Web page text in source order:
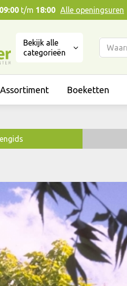
09:00 t/m 18:00 Alle openingsuren
Bekijk alle
categorieën
Assortiment Boeketten